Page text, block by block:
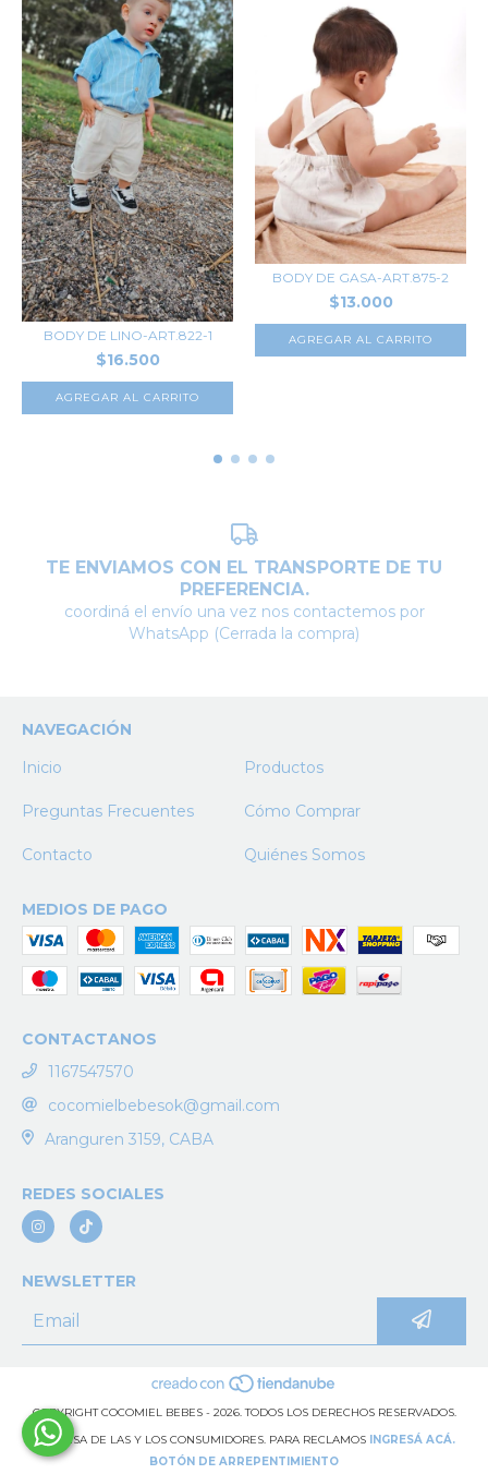
BODY DE LINO-ART.822-1
$16.500
AGREGAR AL CARRITO
BODY DE GASA-ART.875-2
$13.000
AGREGAR AL CARRITO
TE ENVIAMOS CON EL TRANSPORTE DE TU
PREFERENCIA.
coordiná el envío una vez nos contactemos por
WhatsApp (Cerrada la compra)
NAVEGACIÓN
Inicio
Productos
Preguntas Frecuentes Cómo Comprar
Contacto Quiénes Somos
MEDIOS DE PAGO
CONTACTANOS
1167547570
cocomielbebesok@gmail.com
Aranguren 3159, CABA
REDES SOCIALES
NEWSLETTER
COPYRIGHT COCOMIEL BEBES - 2026. TODOS LOS DERECHOS RESERVADOS.
DEFENSA DE LAS Y LOS CONSUMIDORES. PARA RECLAMOS INGRESÁ ACÁ.
BOTÓN DE ARREPENTIMIENTO